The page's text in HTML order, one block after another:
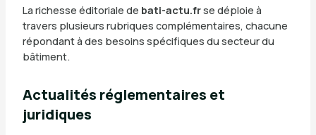
La richesse éditoriale de bati-actu.frse déploie à
travers plusieurs rubriques complémentaires, chacune
répondant à des besoins spécifiques du secteur du
bâtiment.
Actualités réglementaires et
juridiques